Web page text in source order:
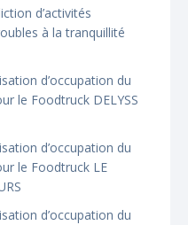
d’activités
à la tranquillité
d’occupation du
le Foodtruck DELYSS
d’occupation du
le Foodtruck LE
d’occupation du